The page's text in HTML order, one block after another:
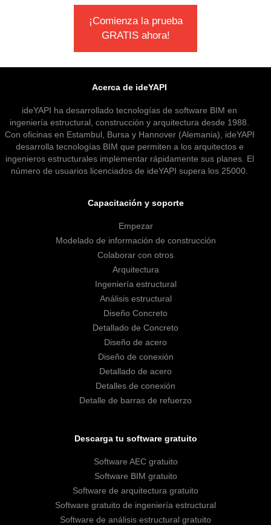
¡Comienza la prueba
GRATIS ahora!
Acerca de ideYAPI
ideYAPI ha desarrollado tecnologías de software BIM en
ingeniería estructural, construcción y arquitectura desde 1988.
Con oficinas en Estambul, Bursa y Hannover (Alemania), ideYAPI
desarrolla tecnologías BIM que permiten a los arquitectos e
ingenieros estructurales implementar rápidamente sus planes. El
número de usuarios licenciados de ideYAPI supera los 25000.
Capacitación y soporte
Empezar
Modelado de información de construcción
Colaborar con otros
Arquitectura
Ingeniería estructural
Análisis estructural
Diseño Concreto
Detallado de Concreto
Diseño de acero
Diseño de conexión
Detallado de acero
Detalles de conexión
Detalle de barras de refuerzo
Descarga tu software gratuito
Software AEC gratuito
Software BIM gratuito
Software de arquitectura gratuito
Software gratuito de ingeniería estructural
Software de análisis estructural gratuito